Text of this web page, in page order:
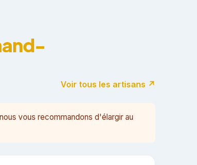
Voir tous les artisans ↗
vous recommandons d'élargir au